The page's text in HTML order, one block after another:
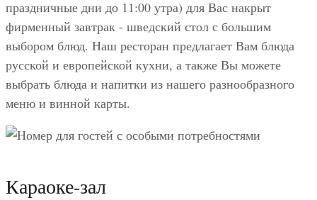
праздничные дни до 11:00 утра) для Вас накрыт
фирменный завтрак - шведский стол с большим
выбором блюд. Наш ресторан предлагает Вам блюда
русской и европейской кухни, а также Вы можете
выбрать блюда и напитки из нашего разнообразного
меню и винной карты.
Караоке-зал